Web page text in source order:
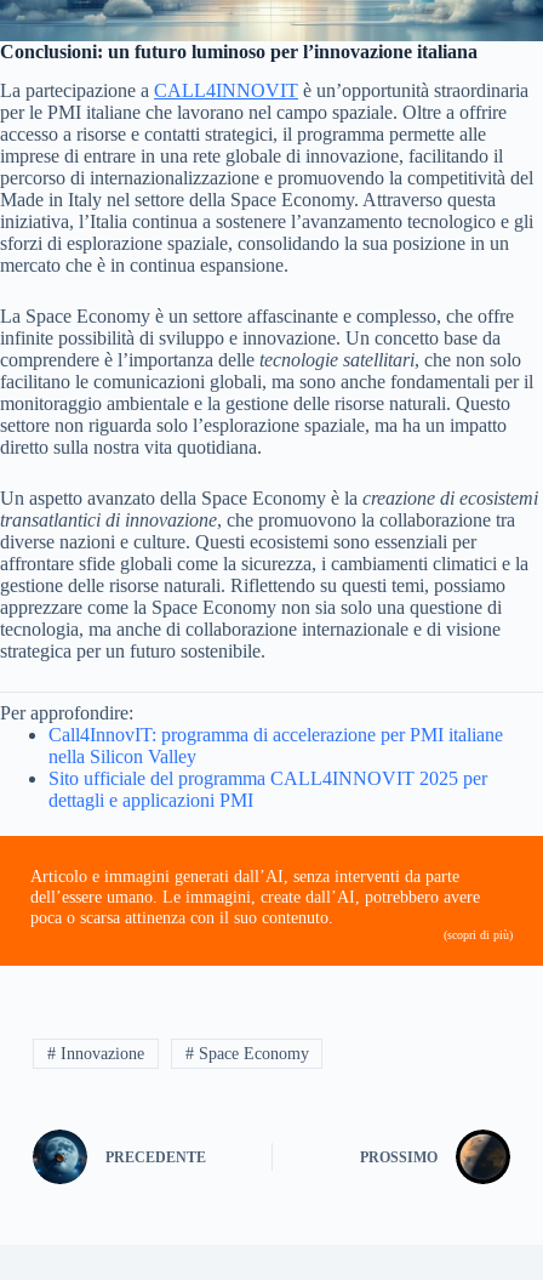
Conclusioni: un futuro luminoso per l’innovazione italiana
La partecipazione a CALL4INNOVIT è un’opportunità straordinaria
per le PMI italiane che lavorano nel campo spaziale. Oltre a offrire
accesso a risorse e contatti strategici, il programma permette alle
imprese di entrare in una rete globale di innovazione, facilitando il
percorso di internazionalizzazione e promuovendo la competitività del
Made in Italy nel settore della Space Economy. Attraverso questa
iniziativa, l’Italia continua a sostenere l’avanzamento tecnologico e gli
sforzi di esplorazione spaziale, consolidando la sua posizione in un
mercato che è in continua espansione.
La Space Economy è un settore affascinante e complesso, che offre
infinite possibilità di sviluppo e innovazione. Un concetto base da
comprendere è l’importanza delle tecnologie satellitari, che non solo
facilitano le comunicazioni globali, ma sono anche fondamentali per il
monitoraggio ambientale e la gestione delle risorse naturali. Questo
settore non riguarda solo l’esplorazione spaziale, ma ha un impatto
diretto sulla nostra vita quotidiana.
Un aspetto avanzato della Space Economy è la creazione di ecosistemi
transatlantici di innovazione, che promuovono la collaborazione tra
diverse nazioni e culture. Questi ecosistemi sono essenziali per
affrontare sfide globali come la sicurezza, i cambiamenti climatici e la
gestione delle risorse naturali. Riflettendo su questi temi, possiamo
apprezzare come la Space Economy non sia solo una questione di
tecnologia, ma anche di collaborazione internazionale e di visione
strategica per un futuro sostenibile.
Per approfondire:
Call4InnovIT: programma di accelerazione per PMI italiane
nella Silicon Valley
Sito ufficiale del programma CALL4INNOVIT 2025 per
dettagli e applicazioni PMI
Articolo e immagini generati dall’AI, senza interventi da parte
dell’essere umano. Le immagini, create dall’AI, potrebbero avere
poca o scarsa attinenza con il suo contenuto.
(scopri di più)
# Innovazione # Space Economy
PRECEDENTE PROSSIMO